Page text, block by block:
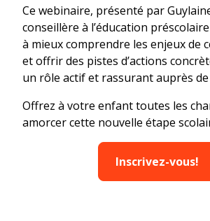
Ce webinaire, présenté par
conseillère à l’éducation
à mieux comprendre les enjeux de
et offrir des pistes d’actions
un rôle actif et rassurant auprès
Offrez à votre enfant toutes les
amorcer cette nouvelle étape
Inscrivez-vous!